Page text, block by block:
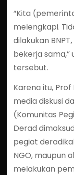
“Kita
melengkapi.
dilakukan
bekerja sama,”
tersebut.
Karena itu,
media diskusi
(Komunitas
Derad
pegiat
NGO, maupun
melakukan